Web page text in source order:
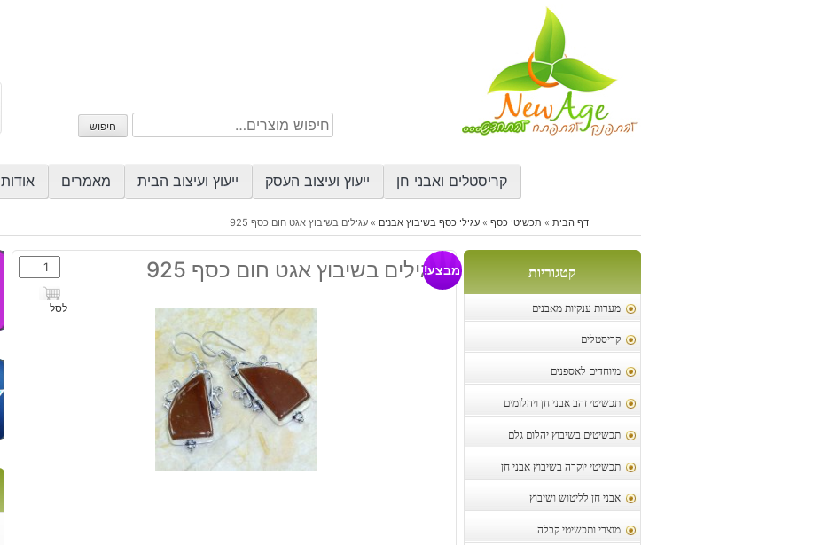
חיפוש
עבור:
חיפוש
קריסטלים ואבני חן ייעוץ ועיצוב העסק ייעוץ ועיצוב הבית מאמרים אודות
דף הבית » תכשיטי כסף »עגילי כסף בשיבוץ אבנים »עגילים בשיבוץ אגט חום כסף 925
קטגוריות
מערות ענקיות מאבנים
קריסטלים
מיוחדים לאספנים
תכשיטי זהב אבני חן ויהלומים
תכשיטים בשיבוץ יהלום גלם
תכשיטי יוקרה בשיבוץ אבני חן
אבני חן לליטוש ושיבוץ
מוצרי ותכשיטי קבלה
עגילים בשיבוץ אגט חום כסף 925
כמות
של
עגילים
לסל
מבצע!